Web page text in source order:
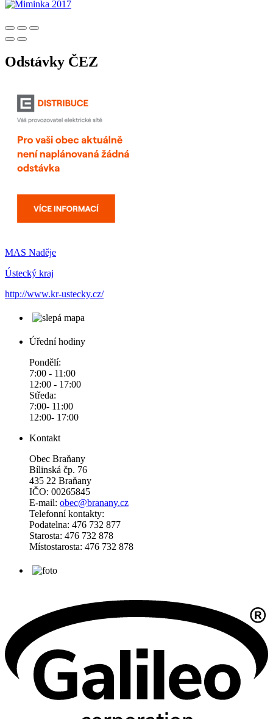
Odstávky ČEZ
MAS Naděje
Ústecký kraj
http://www.kr-ustecky.cz/
Úřední hodiny
Pondělí:
7:00 - 11:00
12:00 - 17:00
Středa:
7:00- 11:00
12:00- 17:00
Kontakt
Obec Braňany
Bílinská čp. 76
435 22 Braňany
IČO: 00265845
E-mail: obec@branany.cz
Telefonní kontakty:
Podatelna: 476 732 877
Starosta: 476 732 878
Místostarosta: 476 732 878